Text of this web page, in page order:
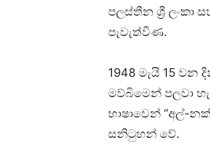
පලස්තීන ශ්‍රී ලංකා
පැවැත්විණ.
1948 මැයි 15 වන
මව්බිමෙන් පලවා
භාෂාවෙන් “අල්-
සනිටුහන් වේ.